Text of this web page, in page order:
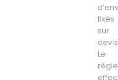
fixés
sur
Le